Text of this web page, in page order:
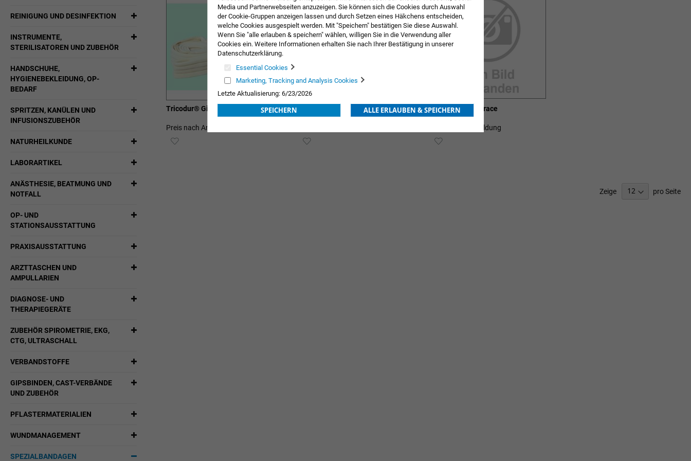
Tricodur® Gilchrist
Preis nach Anmeldung
ZUR
Tricodur® Talobrace
Preis nach Anmeldung
Zeige
pro Seite
REINIGUNG UND DESINFEKTION
INSTRUMENTE,
STERILISATOREN UND ZUBEHÖR
HANDSCHUHE,
HYGIENEBEKLEIDUNG, OP-
BEDARF
SPRITZEN, KANÜLEN UND
INFUSIONSZUBEHÖR
NATURHEILKUNDE
LABORARTIKEL
ANÄSTHESIE, BEATMUNG UND
NOTFALL
OP- UND
STATIONSAUSSTATTUNG
PRAXISAUSSTATTUNG
ARZTTASCHEN UND
AMPULLARIEN
DIAGNOSE- UND
THERAPIEGERÄTE
ZUBEHÖR SPIROMETRIE, EKG,
CTG, ULTRASCHALL
VERBANDSTOFFE
GIPSBINDEN, CAST-VERBÄNDE
UND ZUBEHÖR
PFLASTERMATERIALIEN
WUNDMANAGEMENT
SPEZIALBANDAGEN
Media und Partnerwebseiten anzuzeigen. Sie können sich die Cookies durch Auswahl
der Cookie-Gruppen anzeigen lassen und durch Setzen eines Häkchens entscheiden,
welche Cookies ausgespielt werden. Mit "Speichern" bestätigen Sie diese Auswahl.
Wenn Sie "alle erlauben & speichern" wählen, willigen Sie in die Verwendung aller
Cookies ein. Weitere Informationen erhalten Sie nach Ihrer Bestätigung in unserer
Datenschutzerklärung.
Essential Cookies
Marketing, Tracking and Analysis Cookies
Letzte Aktualisierung: 6/23/2026
SPEICHERN ALLE ERLAUBEN & SPEICHERN